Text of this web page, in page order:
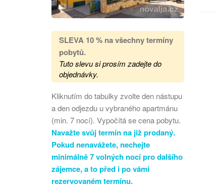
SLEVA 10 % na všechny termíny
pobytů.
Tuto slevu si prosím zadejte do
objednávky.
Kliknutím do tabulky zvolte den nástupu
a den odjezdu u vybraného apartmánu
(min. 7 nocí). Vypočítá se cena pobytu.
Navažte svůj termín na již prodaný.
Pokud nenavážete, nechejte
minimálně 7 volných nocí pro dalšího
zájemce, a to před i po vámi
rezervovaném termínu.